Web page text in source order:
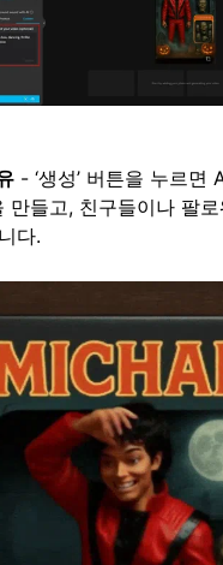
- ‘생성’ 버튼을 누르면
만들고, 친구들이나 팔
다.